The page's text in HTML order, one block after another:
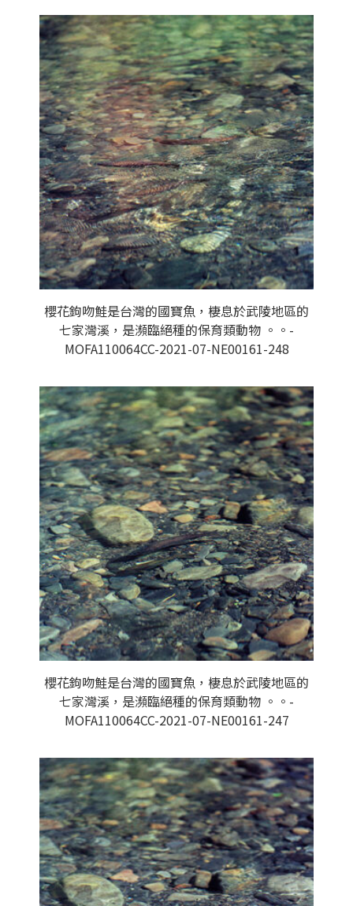
櫻花鉤吻鮭是台灣的國寶魚，棲息於武陵地區的
七家灣溪，是瀕臨絕種的保育類動物 。。-
MOFA110064CC-2021-07-NE00161-248
櫻花鉤吻鮭是台灣的國寶魚，棲息於武陵地區的
七家灣溪，是瀕臨絕種的保育類動物 。。-
MOFA110064CC-2021-07-NE00161-247